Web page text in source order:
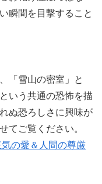
瞬間を目撃すること
「雪山の密室」と
いう共通の恐怖を描
ぬ恐ろしさに興味が
てご覧ください。
気の愛＆人間の尊厳